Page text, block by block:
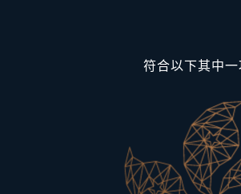
符合以下其中